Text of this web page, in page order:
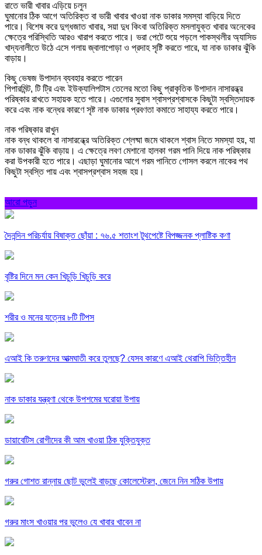
রাতে ভারী খাবার এড়িয়ে চলুন
ঘুমানোর ঠিক আগে অতিরিক্ত বা ভারী খাবার খাওয়া নাক ডাকার সমস্যা বাড়িয়ে দিতে
পারে। বিশেষ করে দুগ্ধজাত খাবার, সয়া দুধ কিংবা অতিরিক্ত মসলাযুক্ত খাবার অনেকের
ক্ষেত্রে পরিস্থিতি আরও খারাপ করতে পারে। ভরা পেটে শুয়ে পড়লে পাকস্থলীর অ্যাসিড
খাদ্যনালীতে উঠে এসে গলায় জ্বালাপোড়া ও প্রদাহ সৃষ্টি করতে পারে, যা নাক ডাকার ঝুঁকি
বাড়ায়।
কিছু ভেষজ উপাদান ব্যবহার করতে পারেন
পিপারমিন্ট, টি ট্রি এবং ইউক্যালিপটাস তেলের মতো কিছু প্রাকৃতিক উপাদান নাসারন্ধ্র
পরিষ্কার রাখতে সহায়ক হতে পারে। এগুলোর সুবাস শ্বাসপ্রশ্বাসকে কিছুটা স্বস্তিদায়ক
করে এবং নাক বন্ধের কারণে সৃষ্ট নাক ডাকার প্রবণতা কমাতে সাহায্য করতে পারে।
নাক পরিষ্কার রাখুন
নাক বন্ধ থাকলে বা নাসারন্ধ্রে অতিরিক্ত শ্লেষ্মা জমে থাকলে শ্বাস নিতে সমস্যা হয়, যা
নাক ডাকার ঝুঁকি বাড়ায়। এ ক্ষেত্রে লবণ মেশানো হালকা গরম পানি দিয়ে নাক পরিষ্কার
করা উপকারী হতে পারে। এছাড়া ঘুমানোর আগে গরম পানিতে গোসল করলে নাকের পথ
কিছুটা স্বস্তি পায় এবং শ্বাসপ্রশ্বাস সহজ হয়।
আরো পড়ুন
দৈনন্দিন পরিচর্যায় বিষাক্ত ছোঁয়া : ৭৬.৫ শতাংশ টুথপেষ্টে বিপজ্জনক প্লাষ্টিক কণা
বৃষ্টির দিনে মন কেন খিচুড়ি খিচুড়ি করে
শরীর ও মনের যত্নের ৮টি টিপস
এআই কি তরুণদের আত্মঘাতী করে তুলছে? যেসব কারণে এআই থেরাপি ভিত্তিহীন
নাক ডাকার যন্ত্রণা থেকে উপশমের ঘরোয়া উপায়
ডায়াবেটিস রোগীদের কী আম খাওয়া ঠিক যুক্তিযুক্ত
গরুর গোশত রান্নায় ছোট ভুলেই বাড়ছে কোলেস্টেরল, জেনে নিন সঠিক উপায়
গরুর মাংস খাওয়ার পর ভুলেও যে খাবার খাবেন না